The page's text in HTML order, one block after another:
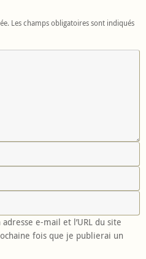
Les champs obligatoires sont indiqués
e-mail et l’URL du site
fois que je publierai un